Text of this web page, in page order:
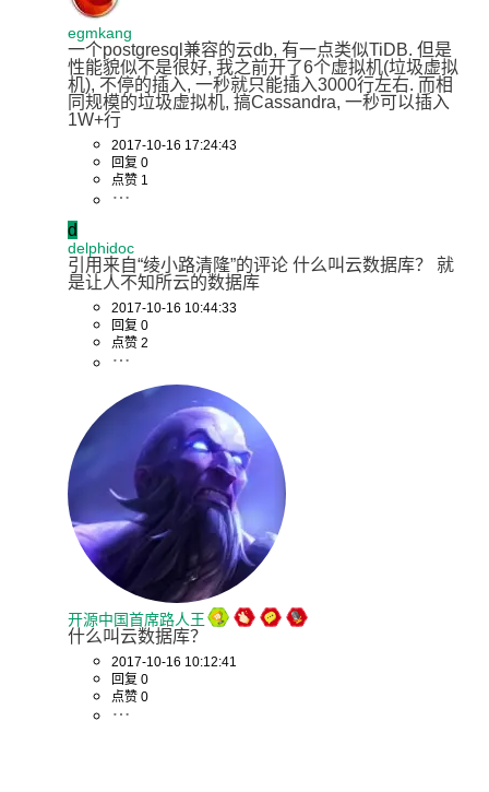
egmkang
一个postgresql兼容的云db, 有一点类似TiDB. 但是
性能貌似不是很好, 我之前开了6个虚拟机(垃圾虚拟
机), 不停的插入, 一秒就只能插入3000行左右. 而相
同规模的垃圾虚拟机, 搞Cassandra, 一秒可以插入
1W+行
2017-10-16 17:24:43
回复 0
点赞 1
d
delphidoc
引用来自“绫小路清隆”的评论 什么叫云数据库？ 就
是让人不知所云的数据库
2017-10-16 10:44:33
回复 0
点赞 2
开源中国首席路人王
什么叫云数据库？
2017-10-16 10:12:41
回复 0
点赞 0